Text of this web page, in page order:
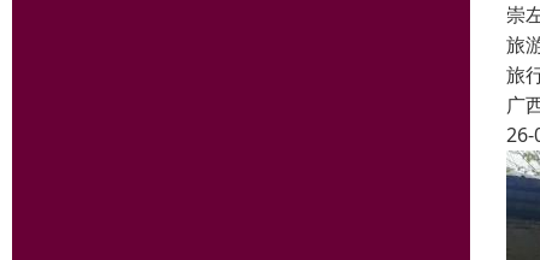
崇
旅
旅
广
26-